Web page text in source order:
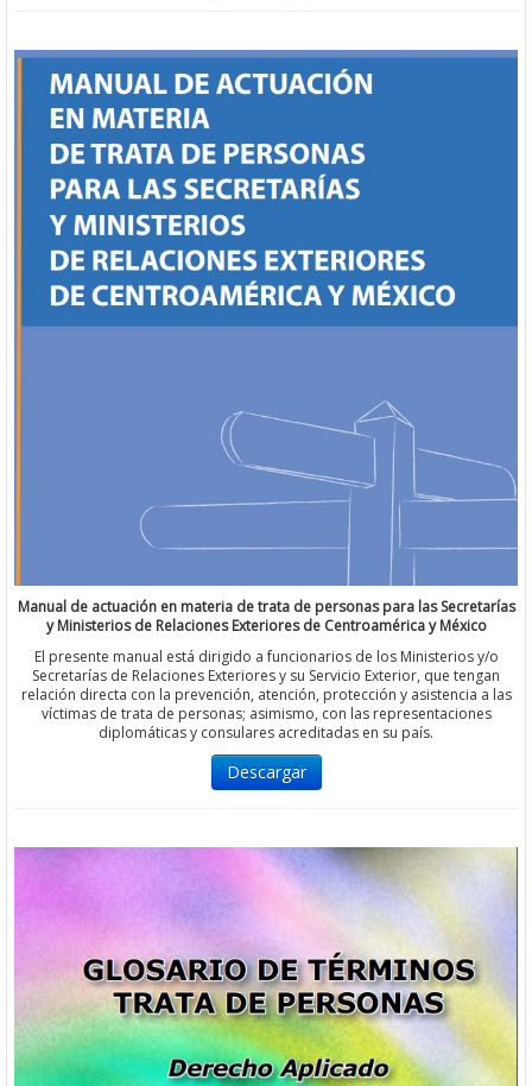
Manual de actuación en materia de trata de personas para las Secretarías
y Ministerios de Relaciones Exteriores de Centroamérica y México
El presente manual está dirigido a funcionarios de los Ministerios y/o
Secretarías de Relaciones Exteriores y su Servicio Exterior, que tengan
relación directa con la prevención, atención, protección y asistencia a las
víctimas de trata de personas; asimismo, con las representaciones
diplomáticas y consulares acreditadas en su país.
Descargar